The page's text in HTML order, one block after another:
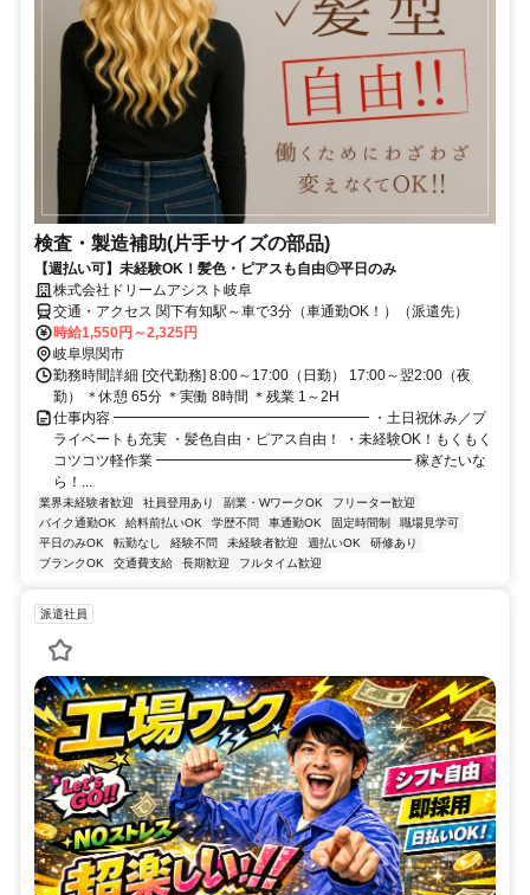
検査・製造補助(片手サイズの部品)
【週払い可】未経験OK！髪色・ピアスも自由◎平日のみ
株式会社ドリームアシスト岐阜
交通・アクセス 関下有知駅～車で3分（車通勤OK！）（派遣先）
時給1,550円～2,325円
岐阜県関市
勤務時間詳細 [交代勤務] 8:00～17:00（日勤） 17:00～翌2:00（夜
勤） ＊休憩 65分 ＊実働 8時間 ＊残業 1～2H
仕事内容 ━━━━━━━━━━━━━━━━━━ ・土日祝休み／プ
ライベートも充実 ・髪色自由・ピアス自由！ ・未経験OK！もくもく
コツコツ軽作業 ━━━━━━━━━━━━━━━━━━ 稼ぎたいな
ら！...
業界未経験者歓迎 社員登用あり 副業・WワークOK
フリーター歓迎
バイク通勤OK
給料前払いOK 学歴不問 車通勤OK 固定時間制
職場見学可
平日のみOK
転勤なし 経験不問 未経験者歓迎 週払いOK
研修あり
ブランクOK
交通費支給 長期歓迎 フルタイム歓迎
派遣社員